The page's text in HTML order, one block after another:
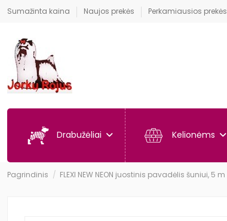
Sumažinta kaina Naujos prekės Perkamiausios prekės
Drabužėliai Kelionėms
Pagrindinis FLEXI NEW NEON juostinis pavadėlis šuniui, 5 m